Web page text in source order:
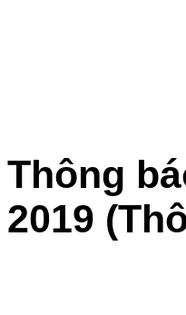
Thông
2019